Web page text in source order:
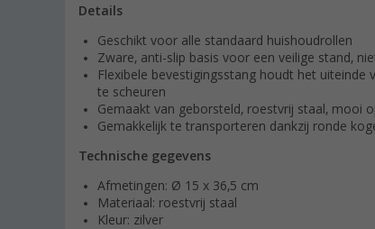
Details
Geschikt voor alle standaard huishoudrollen
Zware, anti-slip basis voor een veilige stand,
Flexibele bevestigingsstang houdt het
te scheuren
Gemaakt van geborsteld, roestvrij staal, mooi
Gemakkelijk te transporteren dankzij ronde
Technische gegevens
Afmetingen: Ø 15 x 36,5 cm
Materiaal: roestvrij staal
Kleur: zilver